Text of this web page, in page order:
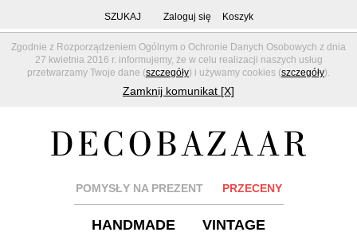
Zgodnie z Rozporządzeniem Ogólnym o Ochronie Danych Osobowych z dnia
27 kwietnia 2016 r. informujemy, że w celu realizacji naszych usług
przetwarzamy Twoje dane (szczegóły) i używamy cookies (szczegóły).
Zamknij komunikat [X]
SZUKAJ Zaloguj się Koszyk
POMYSŁY NA PREZENT PRZECENY
HANDMADE VINTAGE